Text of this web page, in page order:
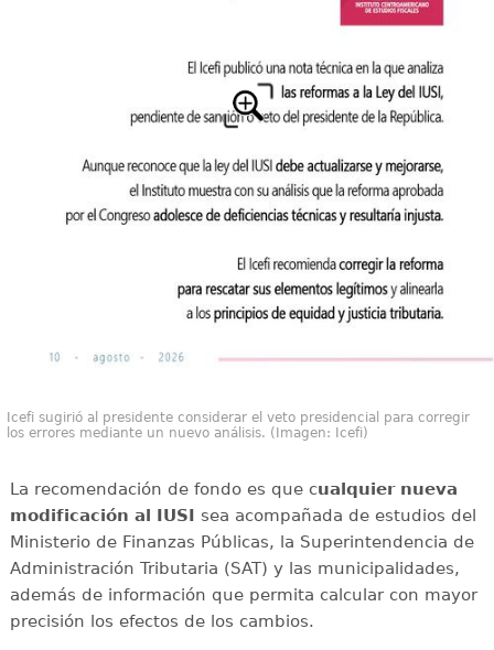
Icefi sugirió al presidente considerar el veto presidencial para corregir
los errores mediante un nuevo análisis. (Imagen: Icefi)
La recomendación de fondo es que cualquier nueva
modificación al IUSI sea acompañada de estudios del
Ministerio de Finanzas Públicas, la Superintendencia de
Administración Tributaria (SAT) y las municipalidades,
además de información que permita calcular con mayor
precisión los efectos de los cambios.